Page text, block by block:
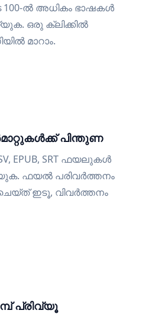
100-ൽ അധികം ഭാഷകൾ
ഒരു ക്ലിക്കിൽ
മാറാം.
പിന്തുണ
CSV, EPUB, SRT ഫയലുകൾ
ഫയൽ പരിവർത്തനം
ഇടൂ, വിവർത്തനം
പ്രിവ്യൂ